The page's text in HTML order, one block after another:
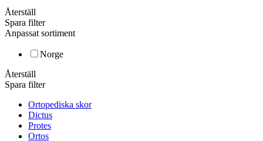
Återställ
Spara filter
Anpassat sortiment
Norge
Återställ
Spara filter
Ortopediska skor
Dictus
Protes
Ortos